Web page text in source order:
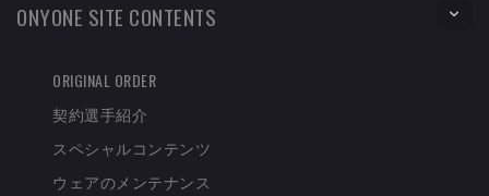
ONYONE SITE CONTENTS
ORIGINAL ORDER
契約選手紹介
スペシャルコンテンツ
ウェアのメンテナンス